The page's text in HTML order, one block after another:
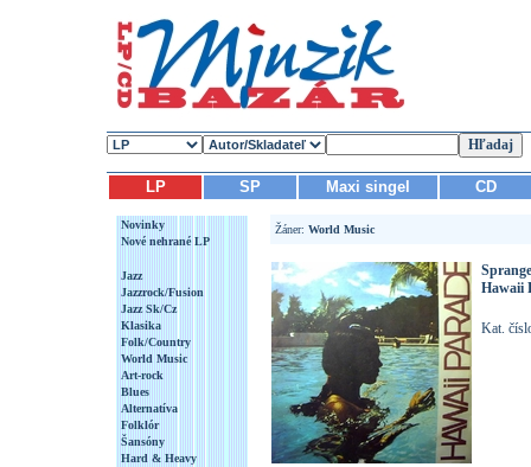
LP SP Maxi singel CD
Novinky
Nové nehrané LP
Jazz
Jazzrock/Fusion
Jazz Sk/Cz
Klasika
Folk/Country
World Music
Art-rock
Blues
Alternatíva
Folklór
Šansóny
Hard & Heavy
Žáner: World Music
Hawaii
Kat.